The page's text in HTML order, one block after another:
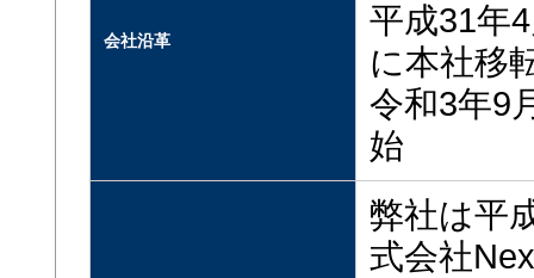
会社沿革
平成31年
に本社移
令和3年9
始
弊社は平
式会社